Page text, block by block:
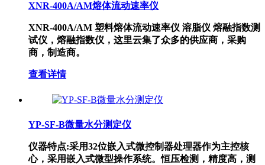
XNR-400A/AM熔体流动速率仪
XNR-400A/AM 塑料熔体流动速率仪 溶脂仪 熔融指数测
试仪，熔融指数仪，这里云集了众多的供应商，采购
商，制造商。
查看详情
YP-SF-B微量水分测定仪
仪器特点:采用32位嵌入式微控制器处理器作为主控核
心，采用嵌入式微型操作系统。恒压检测，精度高，测